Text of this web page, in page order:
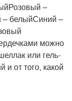
–
– белыйСиний –
можно
или гель-
и от того, какой